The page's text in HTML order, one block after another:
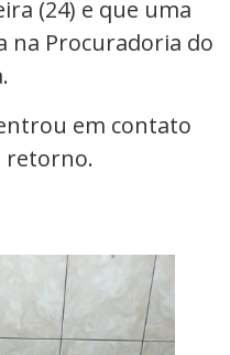
(24) e que uma
na Procuradoria do
em contato
retorno.